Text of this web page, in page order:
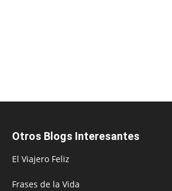
Otros Blogs Interesantes
El Viajero Feliz
Frases de la Vida